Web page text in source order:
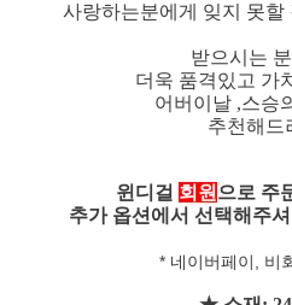
사랑하는분에게 잊지 못할
받으시는
더욱 품격있고 가
어버이날 ,스승
추천해드
윈디걸 회원 으로 주
추가 옵션에서 선택해주
* 네이버페이, 비